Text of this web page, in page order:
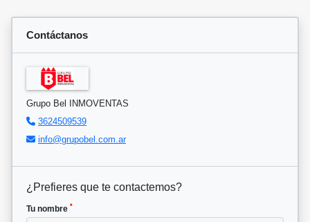
Contáctanos
Grupo Bel INMOVENTAS
3624509539
info@grupobel.com.ar
¿Prefieres que te contactemos?
Tu nombre *